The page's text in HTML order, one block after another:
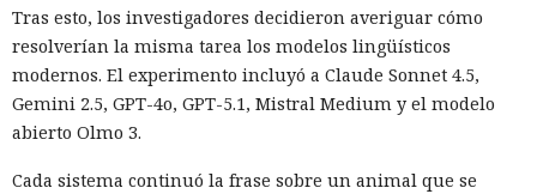
Tras esto, los investigadores decidieron averiguar cómo
resolverían la misma tarea los modelos lingüísticos
modernos. El experimento incluyó a Claude Sonnet 4.5,
Gemini 2.5, GPT-4o, GPT-5.1, Mistral Medium y el modelo
abierto Olmo 3.
Cada sistema continuó la frase sobre un animal que se